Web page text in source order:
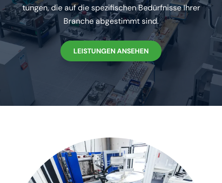
tungen, die auf die spezi­fi­schen Bedürf­nisse Ihrer
Branche abgestimmt sind.
LEISTUNGEN ANSEHEN